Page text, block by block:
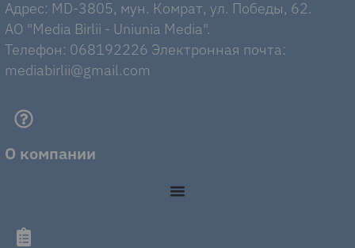
Адрес: MD-3805, мун. Комрат, ул. Победы, 62.
AO "Media Birlii - Uniunia Media".
Телефон: 068192226 Электронная почта:
mediabirlii@gmail.com
О компании